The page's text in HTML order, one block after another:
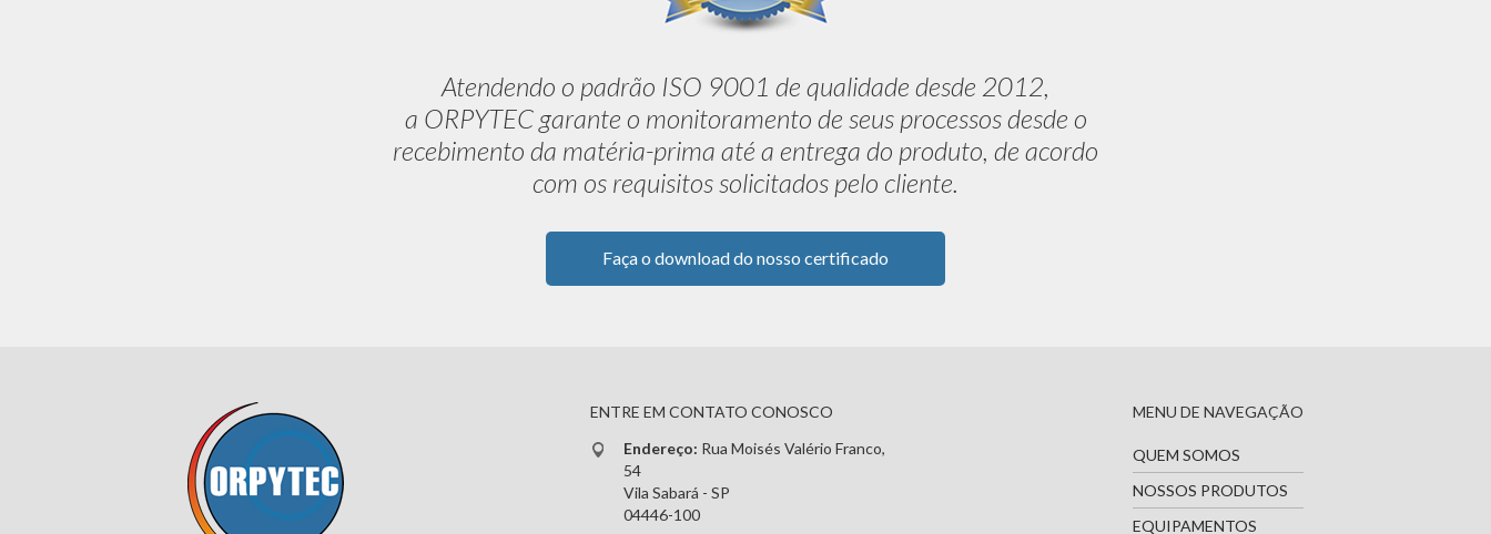
Atendendo o padrão ISO 9001 de qualidade desde 2012,
a ORPYTEC garante o monitoramento de seus processos desde o
recebimento da matéria-prima até a entrega do produto, de acordo
com os requisitos solicitados pelo cliente.
Faça o download do nosso certificado
ENTRE EM CONTATO CONOSCO
Endereço: Rua Moisés Valério Franco,
54
Vila Sabará - SP
04446-100
MENU DE NAVEGAÇÃO
QUEM SOMOS
NOSSOS PRODUTOS
EQUIPAMENTOS